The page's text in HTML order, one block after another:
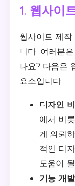
1. 웹사이
웹사이트 제
니다. 여러분
나요? 다음은
요소입니다.
디자인
에서 비
게 의뢰
적인 디
도움이
기능 개